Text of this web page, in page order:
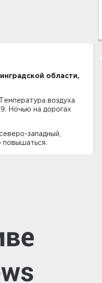
области,
воздуха
Ночью на дорогах
западный,